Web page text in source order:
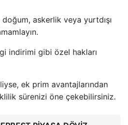
askerlik veya yurtdışı
indirimi gibi özel hakları
ek prim avantajlarından
sürenizi öne çekebilirsiniz.